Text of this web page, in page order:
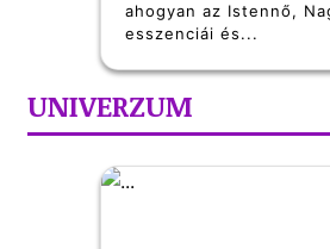
ahogyan az Istennő,
esszenciái és...
UNIVERZUM